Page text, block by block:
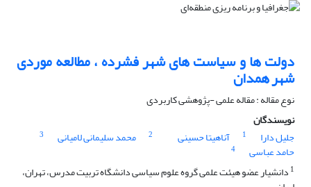
دولت ها و سیاست های شهر فشرده ، مطالعه موردی
شهر همدان
نوع مقاله : مقاله علمی -پژوهشی کاربردی
نویسندگان
جلیل دارا
1 آناهیتا حسینی 2 محمد سلیمانی لامیانی 3
حامد عباسی
4
1 دانشیار عضو هیئت علمی گروه علوم سیاسی دانشگاه تربیت مدرس، تهران،